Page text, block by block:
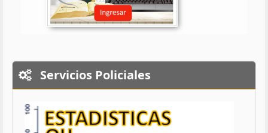
Servicios Policiales